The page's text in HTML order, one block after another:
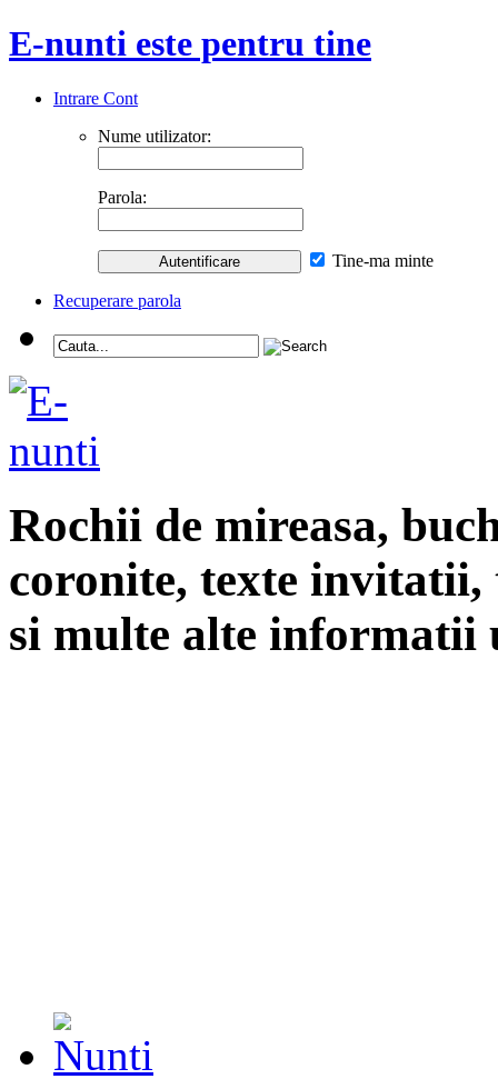
E-nunti este pentru tine
Intrare Cont
Nume utilizator:
Parola:
Tine-ma minte
Recuperare parola
Rochii de mireasa,
coronite, texte
si multe alte informatii